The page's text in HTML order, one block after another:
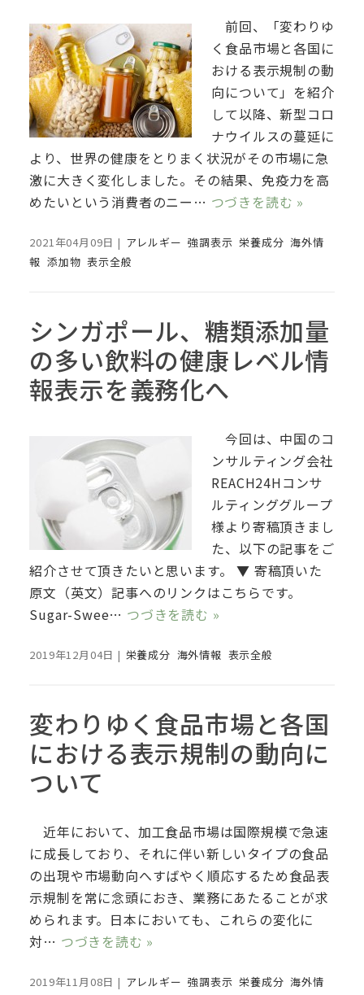
前回、「変わりゆ
く食品市場と各国に
おける表示規制の動
向について」を紹介
して以降、新型コロ
ナウイルスの蔓延に
より、世界の健康をとりまく状況がその市場に急
激に大きく変化しました。その結果、免疫力を高
めたいという消費者のニー… つづきを読む »
2021年04月09日 | アレルギー 強調表示 栄養成分 海外情
報 添加物 表示全般
シンガポール、糖類添加量
の多い飲料の健康レベル情
報表示を義務化へ
今回は、中国のコ
ンサルティング会社
REACH24Hコンサ
ルティンググループ
様より寄稿頂きまし
た、以下の記事をご
紹介させて頂きたいと思います。 ▼ 寄稿頂いた
原文（英文）記事へのリンクはこちらです。
Sugar-Swee… つづきを読む »
2019年12月04日 | 栄養成分 海外情報 表示全般
変わりゆく食品市場と各国
における表示規制の動向に
ついて
近年において、加工食品市場は国際規模で急速
に成長しており、それに伴い新しいタイプの食品
の出現や市場動向へすばやく順応するため食品表
示規制を常に念頭におき、業務にあたることが求
められます。日本においても、これらの変化に
対… つづきを読む »
2019年11月08日 | アレルギー 強調表示 栄養成分 海外情